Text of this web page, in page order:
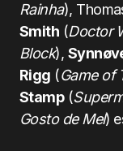
Rainha),
Smith (Doctor
Block),
Rigg (Game of
Stamp(
Gosto de Mel)